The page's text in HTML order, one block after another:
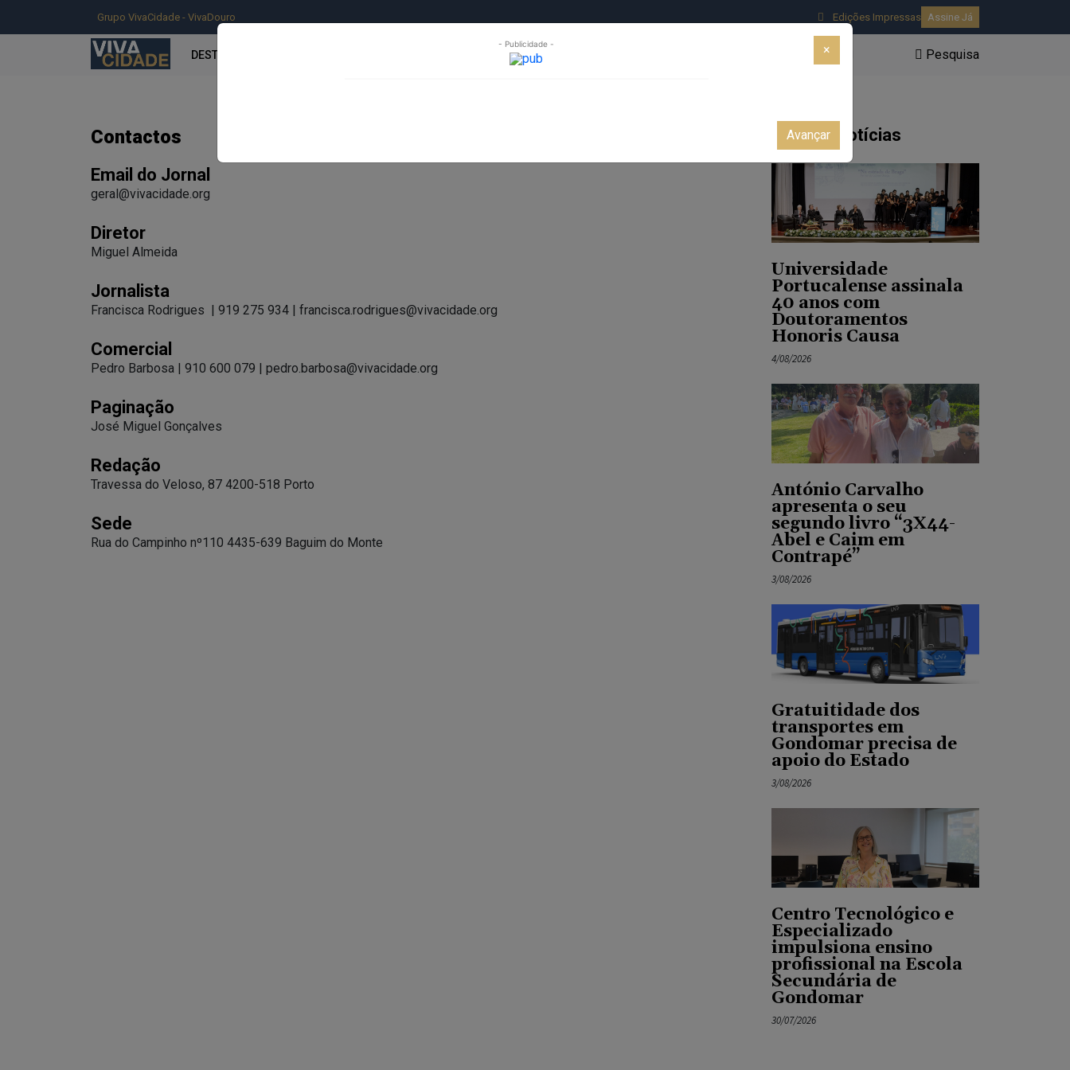
Grupo VivaCidade - VivaDouro Edições Impressas Assine Já
DESTAQUE FREGUESIAS AUTÁRQUICAS 2025 Pesquisa
×
- Publicidade -
Avançar
Contactos
Email do Jornal
geral@vivacidade.org
Diretor
Miguel Almeida
Jornalista
Francisca Rodrigues | 919 275 934 | francisca.rodrigues@vivacidade.org
Comercial
Pedro Barbosa | 910 600 079 | pedro.barbosa@vivacidade.org
Paginação
José Miguel Gonçalves
Redação
Travessa do Veloso, 87 4200-518 Porto
Sede
Rua do Campinho nº110 4435-639 Baguim do Monte
Últimas Notícias
Universidade
Portucalense assinala
40 anos com
Doutoramentos
Honoris Causa
4/08/2026
António Carvalho
apresenta o seu
segundo livro “3X44-
Abel e Caim em
Contrapé”
3/08/2026
Gratuitidade dos
transportes em
Gondomar precisa de
apoio do Estado
3/08/2026
Centro Tecnológico e
Especializado
impulsiona ensino
profissional na Escola
Secundária de
Gondomar
30/07/2026